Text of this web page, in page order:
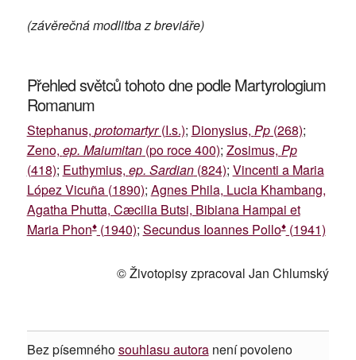
(závěrečná modlitba z breviáře)
Přehled světců tohoto dne podle Martyrologium
Romanum
Stephanus, protomartyr(I.s.); Dionysius, Pp(268);
Zeno, ep. Maiumitan(po roce 400); Zosimus, Pp
(418); Euthymius, ep. Sardian(824); Vincenti a Maria
López Vicuña (1890); Agnes Phila, Lucia Khambang,
Agatha Phutta, Cæcilia Butsi, Bibiana Hampai et
Maria Phon♦(1940); Secundus Ioannes Pollo♦(1941)
© Životopisy zpracoval Jan Chlumský
Bez písemnéhosouhlasu autoranení povoleno